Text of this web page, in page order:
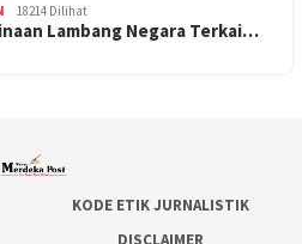
18214 Dilihat
Lambang Negara Terkai…
KODE ETIK JURNALISTIK
DISCLAIMER